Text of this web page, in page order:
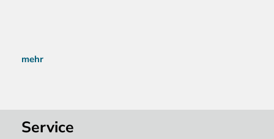
mehr
Service